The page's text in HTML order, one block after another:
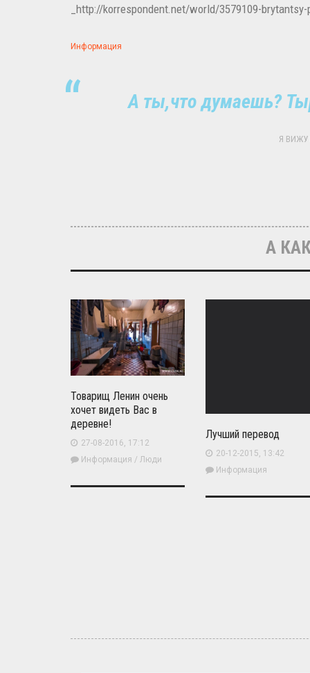
_http://korrespondent.net/world/3579109-
Информация
А ты,что думаешь?
Я ВИЖУ
А
Товарищ Ленин очень
хочет видеть Вас в
деревне!
27-08-2016, 17:12
Информация / Люди
Лучший перевод
20-12-2015, 13:42
Информация